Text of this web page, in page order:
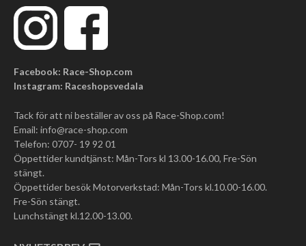
Facebook: Race-Shop.com
Instagram: Raceshopsvedala
Tack för att ni beställer av oss på Race-Shop.com!
Email: info@race-shop.com
Telefon: 0707- 19 92 01
Öppettider kundtjänst: Mån-Tors kl 13.00-16.00, Fre-Sön
stängt.
Öppettider besök Motorverkstad: Mån-Tors kl.10.00-16.00.
Fre-Sön stängt.
Lunchstängt kl.12.00-13.00.